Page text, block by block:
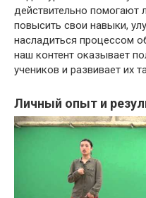
действительно помогают
повысить свои навыки,
насладиться процессом
наш контент оказывает
учеников и развивает их
Личный опыт и